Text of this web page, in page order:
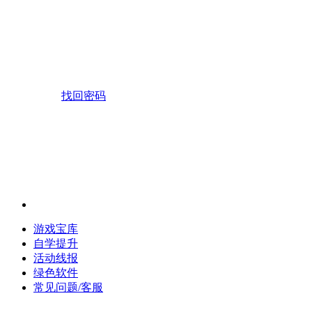
找回密码
游戏宝库
自学提升
活动线报
绿色软件
常见问题/客服